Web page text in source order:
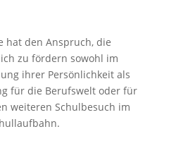
hat den Anspruch, die
zu fördern sowohl im
ihrer Persönlichkeit als
für die Berufswelt oder für
weiteren Schulbesuch im